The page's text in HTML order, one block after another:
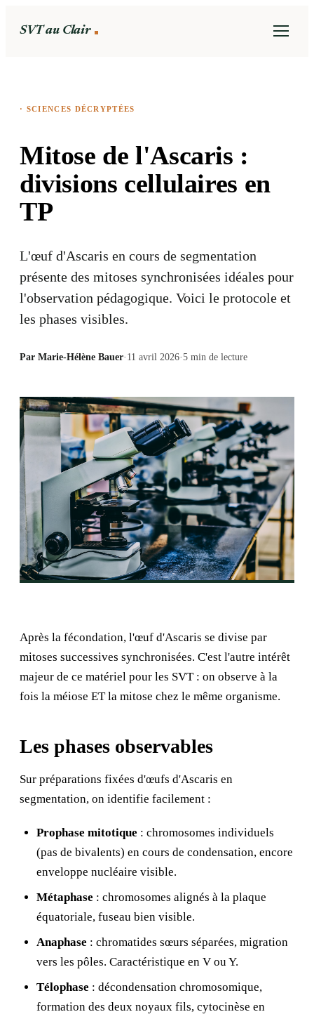
SVT au Clair
· SCIENCES DÉCRYPTÉES
Mitose de l'Ascaris :
divisions cellulaires en
TP
L'œuf d'Ascaris en cours de segmentation
présente des mitoses synchronisées idéales pour
l'observation pédagogique. Voici le protocole et
les phases visibles.
Par Marie-Hélène Bauer· 11 avril 2026·5 min de lecture
Après la fécondation, l'œuf d'Ascaris se divise par
mitoses successives synchronisées. C'est l'autre intérêt
majeur de ce matériel pour les SVT : on observe à la
fois la méiose ET la mitose chez le même organisme.
Les phases observables
Sur préparations fixées d'œufs d'Ascaris en
segmentation, on identifie facilement :
Prophase mitotique : chromosomes individuels
(pas de bivalents) en cours de condensation, encore
enveloppe nucléaire visible.
Métaphase : chromosomes alignés à la plaque
équatoriale, fuseau bien visible.
Anaphase : chromatides sœurs séparées, migration
vers les pôles. Caractéristique en V ou Y.
Télophase : décondensation chromosomique,
formation des deux noyaux fils, cytocinèse en